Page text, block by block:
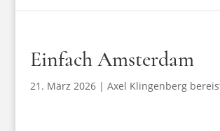
Einfach Amsterdam
21. März 2026| Axel Klingenberg